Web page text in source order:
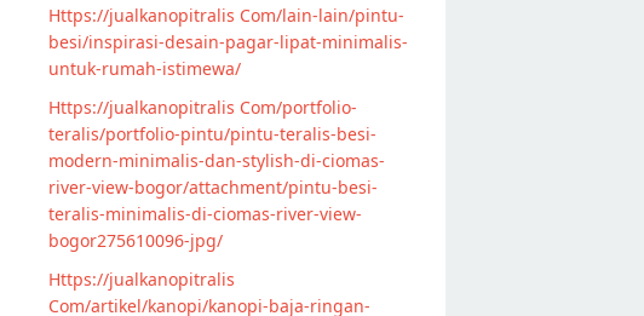
Https://jualkanopitralis Com/lain-lain/pintu-
besi/inspirasi-desain-pagar-lipat-minimalis-
untuk-rumah-istimewa/
Https://jualkanopitralis Com/portfolio-
teralis/portfolio-pintu/pintu-teralis-besi-
modern-minimalis-dan-stylish-di-ciomas-
river-view-bogor/attachment/pintu-besi-
teralis-minimalis-di-ciomas-river-view-
bogor275610096-jpg/
Https://jualkanopitralis
Com/artikel/kanopi/kanopi-baja-ringan-